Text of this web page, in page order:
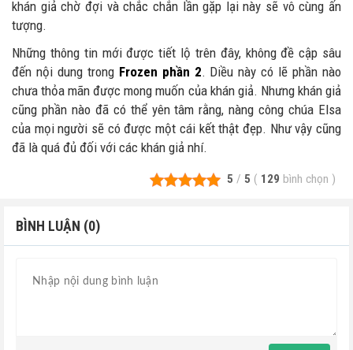
khán giả chờ đợi và chắc chắn lần gặp lại này sẽ vô cùng ấn
tượng.
Những thông tin mới được tiết lộ trên đây, không đề cập sâu
đến nội dung trong Frozen phần 2. Diều này có lẽ phần nào
chưa thỏa mãn được mong muốn của khán giả. Nhưng khán giả
cũng phần nào đã có thể yên tâm rằng, nàng công chúa Elsa
của mọi người sẽ có được một cái kết thật đẹp. Như vậy cũng
đã là quá đủ đối với các khán giả nhí.
5 / 5 ( 129 bình chọn )
BÌNH LUẬN (0)